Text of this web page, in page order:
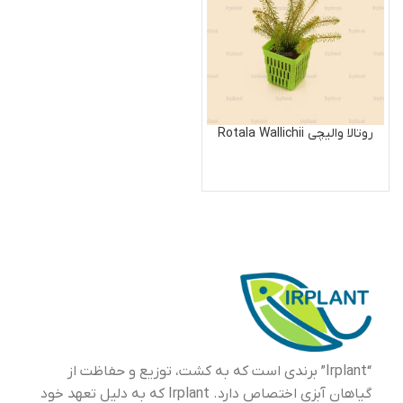
روتالا والیچی Rotala Wallichii
“Irplant” برندی است که به کشت، توزیع و حفاظت از
گیاهان آبزی اختصاص دارد. Irplant که به دلیل تعهد خود